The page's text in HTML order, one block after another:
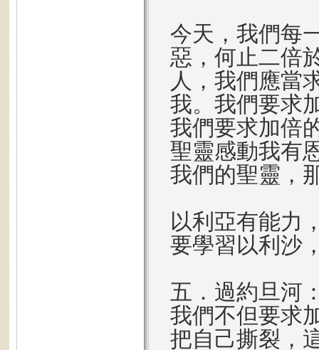
今天，我們每
惡，何止二倍
人，我們應當
我。我們要求
我們要求加倍
聖靈感動我有
我們的聖靈，
以利亞有能力
要學習以利沙
五．過約旦河
我們不但要求
把自己撕裂，